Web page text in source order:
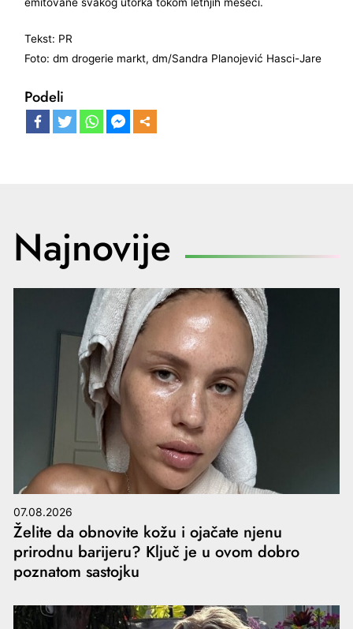
Tekst: PR
Foto: dm drogerie markt, dm/Sandra Planojević Hasci-Jare
Podeli
Najnovije
07.08.2026
Želite da obnovite kožu i ojačate njenu
prirodnu barijeru? Ključ je u ovom dobro
poznatom sastojku